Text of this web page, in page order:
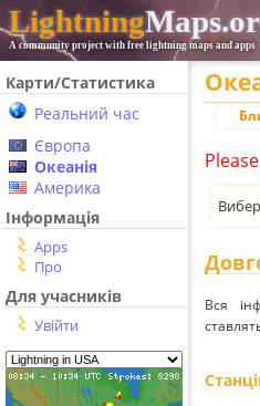
Lightning
A community project with free lightning maps and apps
Карти/Статистика
Реальний час
Європа
Океанія
Америка
Інформація
Apps
Про
Для учасників
Увійти
Вся